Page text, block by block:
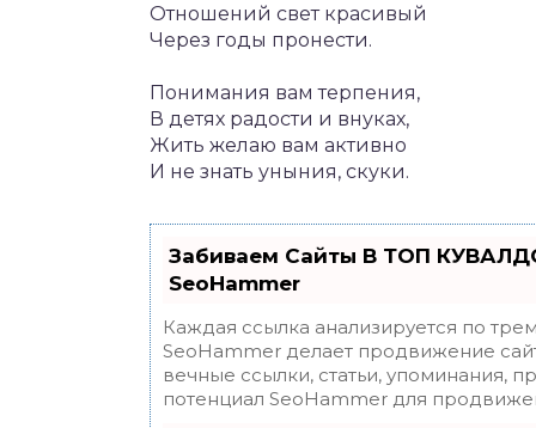
Отношений свет красивый
Через годы пронести.
Понимания вам терпения,
В детях радости и внуках,
Жить желаю вам активно
И не знать уныния, скуки.
Забиваем Сайты В ТОП
SeoHammer
Каждая ссылка анализируется по
SeoHammer делает продвижение
вечные ссылки, статьи, упоминания,
потенциал SeoHammer для